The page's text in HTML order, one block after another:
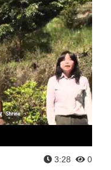
3:28 0